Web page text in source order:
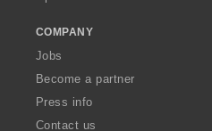
COMPANY
Jobs
Become a partner
Press info
Contact us